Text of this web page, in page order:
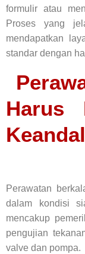
formulir atau
Proses yang
mendapatkan
standar dengan
Harus
Perawatan
dalam kondisi
mencakup
pengujian
valve dan pompa.